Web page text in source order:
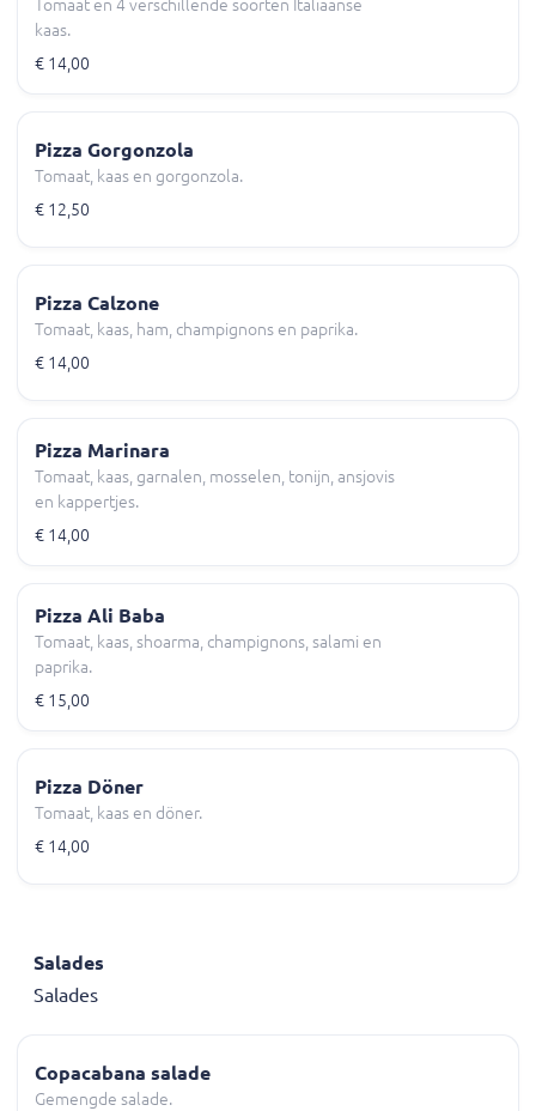
Tomaat en 4 verschillende soorten Italiaanse
kaas.
€ 14,00
Pizza Gorgonzola
Tomaat, kaas en gorgonzola.
€ 12,50
Pizza Calzone
Tomaat, kaas, ham, champignons en paprika.
€ 14,00
Pizza Marinara
Tomaat, kaas, garnalen, mosselen, tonijn, ansjovis
en kappertjes.
€ 14,00
Pizza Ali Baba
Tomaat, kaas, shoarma, champignons, salami en
paprika.
€ 15,00
Pizza Döner
Tomaat, kaas en döner.
€ 14,00
Salades
Salades
Copacabana salade
Gemengde salade.